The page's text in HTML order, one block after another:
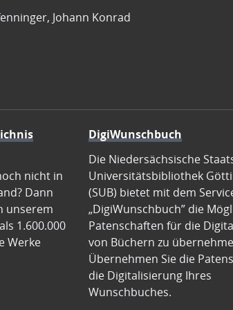
Johann Konrad
nicht in
Dann
unserem
1.600.000
Werke
DigiWunschbuch
Die Niedersächsische
Universitätsbibliothek
(SUB) bietet mit dem
„DigiWunschbuch” die
Patenschaften für die
von Büchern zu
Übernehmen Sie die
die Digitalisierung Ihres
Wunschbuches.